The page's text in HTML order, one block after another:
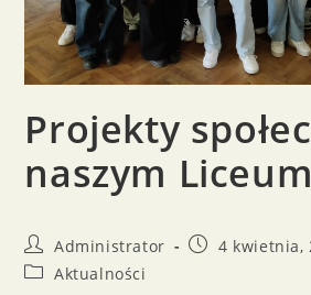
Projekty
naszym
Administrator
4 kwietnia,
Aktualności